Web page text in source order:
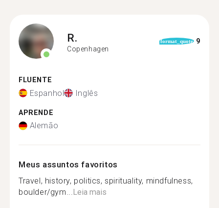
R.
Copenhagen
format_quote 9
FLUENTE
Espanhol Inglês
APRENDE
Alemão
Meus assuntos favoritos
Travel, history, politics, spirituality, mindfulness,
boulder/gym...Leia mais